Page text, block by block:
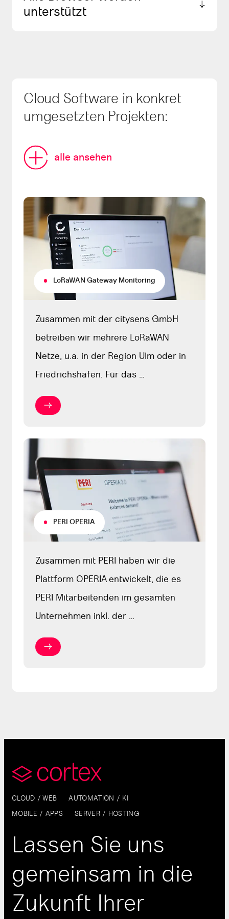
unterstützt
Cloud Software in konkret
umgesetzten Projekten:
alle ansehen
LoRaWAN Gateway Monitoring
Zusammen mit der citysens GmbH
betreiben wir mehrere LoRaWAN
Netze, u.a. in der Region Ulm oder in
Friedrichshafen. Für das …
PERI OPERIA
Zusammen mit PERI haben wir die
Plattform OPERIA entwickelt, die es
PERI Mitarbeitenden im gesamten
Unternehmen inkl. der …
CLOUD / WEB AUTOMATION / KI
MOBILE / APPS SERVER / HOSTING
Lassen Sie uns
gemeinsam in die
Zukunft Ihrer